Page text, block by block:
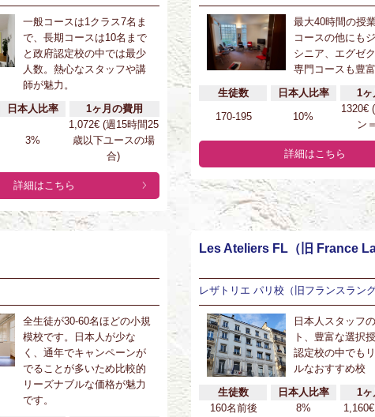
一般コースは1クラス7名ま
で、長期コースは10名まで
と政府認定校の中では最少
人数。熱心なスタッフや講
師が魅力。
日本人比率 1ヶ月の費用
3%
1,072€ (週15時間25
歳以下ユースの場
合)
詳細はこちら
最大40時間の授
コースの他にも
シニア、エグゼ
専門コースも豊富
生徒数
日本人比率
1ヶ
170-195
10%
1320€
ン
詳細はこちら
全生徒が30-60名ほどの小規
模校です。日本人が少な
く、通年でキャンペーンが
でることが多いため比較的
リーズナブルな価格が魅力
です。
Les Ateliers FL（旧 France
レザトリエ パリ校（旧フランスラン
日本人スタッフ
ト、豊富な選択
認定校の中でも
ルなおすすめ校
生徒数
日本人比率
1ヶ
160名前後
8%